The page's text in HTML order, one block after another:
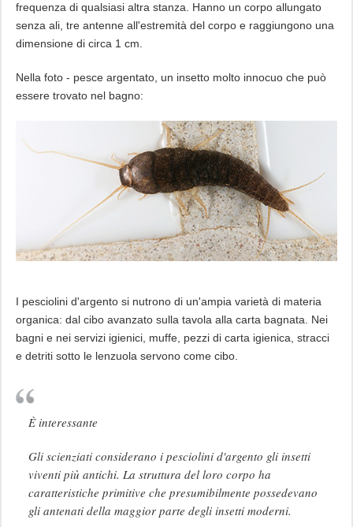
frequenza di qualsiasi altra stanza. Hanno un corpo allungato
senza ali, tre antenne all'estremità del corpo e raggiungono una
dimensione di circa 1 cm.
Nella foto - pesce argentato, un insetto molto innocuo che può
essere trovato nel bagno:
I pesciolini d'argento si nutrono di un'ampia varietà di materia
organica: dal cibo avanzato sulla tavola alla carta bagnata. Nei
bagni e nei servizi igienici, muffe, pezzi di carta igienica, stracci
e detriti sotto le lenzuola servono come cibo.
È interessante
Gli scienziati considerano i pesciolini d'argento gli insetti
viventi più antichi. La struttura del loro corpo ha
caratteristiche primitive che presumibilmente possedevano
gli antenati della maggior parte degli insetti moderni.